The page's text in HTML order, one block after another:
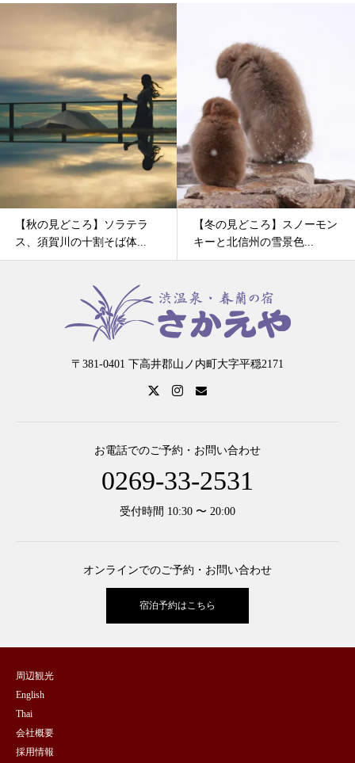
【秋の見どころ】ソラテラ
ス、須賀川の十割そば体...
【冬の見どころ】スノーモン
キーと北信州の雪景色...
〒381-0401 下高井郡山ノ内町大字平穏2171
お電話でのご予約・お問い合わせ
0269-33-2531
受付時間 10:30 〜 20:00
オンラインでのご予約・お問い合わせ
宿泊予約はこちら
周辺観光
English
Thai
会社概要
採用情報